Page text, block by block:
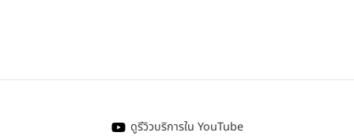
ดูรีวิวบริการใน YouTube